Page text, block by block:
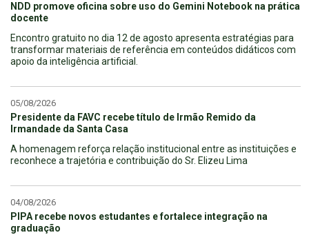
NDD promove oficina sobre uso do Gemini Notebook na prática
docente
Encontro gratuito no dia 12 de agosto apresenta estratégias para
transformar materiais de referência em conteúdos didáticos com
apoio da inteligência artificial.
05/08/2026
Presidente da FAVC recebe título de Irmão Remido da
Irmandade da Santa Casa
A homenagem reforça relação institucional entre as instituições e
reconhece a trajetória e contribuição do Sr. Elizeu Lima
04/08/2026
PIPA recebe novos estudantes e fortalece integração na
graduação